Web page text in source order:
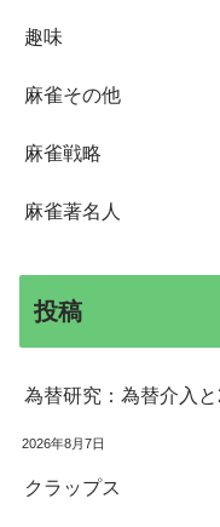
趣味
麻雀その他
麻雀戦略
麻雀著名人
投稿
為替研究：為替介入
2026年8月7日
クラップス